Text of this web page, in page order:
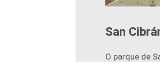
San
O parque de